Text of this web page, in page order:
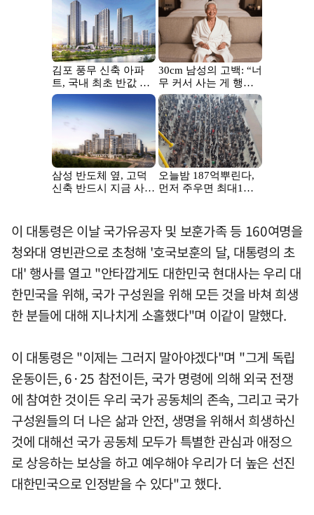
이 대통령은 이날 국가유공자 및 보훈가족 등 160여명을
청와대 영빈관으로 초청해 '호국보훈의 달, 대통령의 초
대' 행사를 열고 "안타깝게도 대한민국 현대사는 우리 대
한민국을 위해, 국가 구성원을 위해 모든 것을 바쳐 희생
한 분들에 대해 지나치게 소홀했다"며 이같이 말했다.
이 대통령은 "이제는 그러지 말아야겠다"며 "그게 독립
운동이든, 6·25 참전이든, 국가 명령에 의해 외국 전쟁
에 참여한 것이든 우리 국가 공동체의 존속, 그리고 국가
구성원들의 더 나은 삶과 안전, 생명을 위해서 희생하신
것에 대해선 국가 공동체 모두가 특별한 관심과 애정으
로 상응하는 보상을 하고 예우해야 우리가 더 높은 선진
대한민국으로 인정받을 수 있다"고 했다.